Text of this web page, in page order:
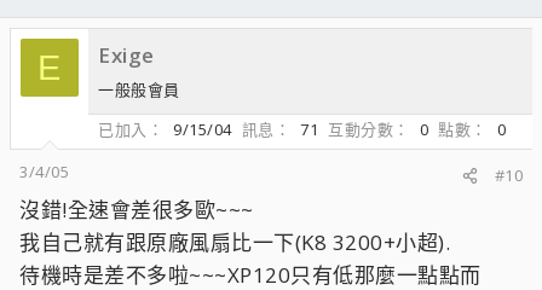
E Exige
一般般會員
已加入
9/15/04 訊息 71 互動分數 0 點數
0
3/4/05
#10
沒錯!全速會差很多歐~~~
我自己就有跟原廠風扇比一下(K8 3200+小超).
待機時是差不多啦~~~XP120只有低那麼一點點而